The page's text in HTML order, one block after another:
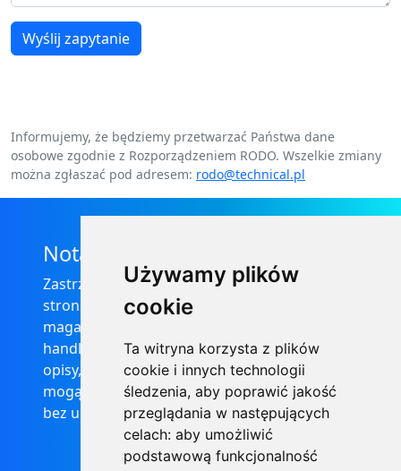
Używamy plików
cookie
Ta witryna korzysta z plików
cookie i innych technologii
śledzenia, aby poprawić jakość
przeglądania w następujących
celach: aby umożliwić
podstawową funkcjonalność
Wyślij zapytanie
Informujemy, że będziemy przetwarzać Państwa dane
osobowe zgodnie z Rozporządzeniem RODO. Wszelkie zmiany
można zgłaszać pod adresem: rodo@technical.pl
Nota prawna
Zastrzega się, że informacje zamieszczone na
stronie internetowej https://informator-
magazynowy.technical.pl/ nie stanowią oferty
handlowej w rozumieniu prawa, ponadto
opisy, dane techniczne i pozostałe informacje
mogą ulec zmianie bez podania przyczyny i
bez uprzedzenia.